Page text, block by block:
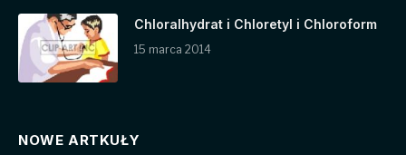
Chloralhydrat i Chloretyl i Chloroform
15 marca 2014
NOWE ARTKUŁY